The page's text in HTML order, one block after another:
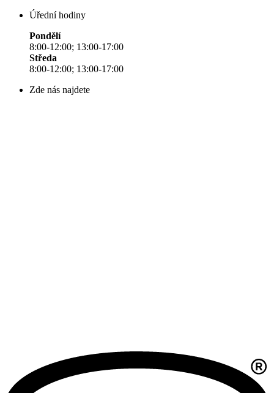
Úřední hodiny
Pondělí
8:00-12:00; 13:00-17:00
Středa
8:00-12:00; 13:00-17:00
Zde nás najdete